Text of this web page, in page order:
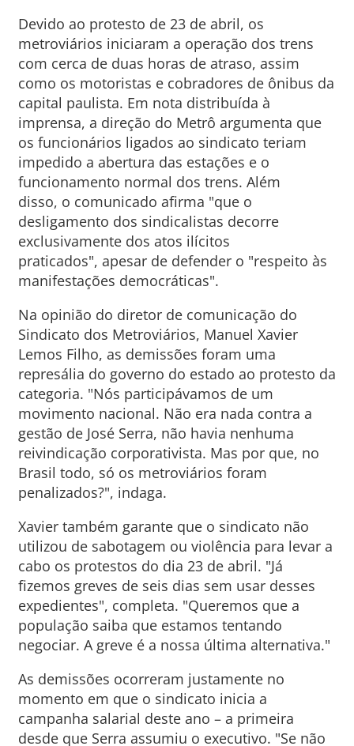
Devido ao protesto de 23 de abril, os
metroviários iniciaram a operação dos trens
com cerca de duas horas de atraso, assim
como os motoristas e cobradores de ônibus da
capital paulista. Em nota distribuída à
imprensa, a direção do Metrô argumenta que
os funcionários ligados ao sindicato teriam
impedido a abertura das estações e o
funcionamento normal dos trens. Além
disso, o comunicado afirma "que o
desligamento dos sindicalistas decorre
exclusivamente dos atos ilícitos
praticados", apesar de defender o "respeito às
manifestações democráticas".
Na opinião do diretor de comunicação do
Sindicato dos Metroviários, Manuel Xavier
Lemos Filho, as demissões foram uma
represália do governo do estado ao protesto da
categoria. "Nós participávamos de um
movimento nacional. Não era nada contra a
gestão de José Serra, não havia nenhuma
reivindicação corporativista. Mas por que, no
Brasil todo, só os metroviários foram
penalizados?", indaga.
Xavier também garante que o sindicato não
utilizou de sabotagem ou violência para levar a
cabo os protestos do dia 23 de abril. "Já
fizemos greves de seis dias sem usar desses
expedientes", completa. "Queremos que a
população saiba que estamos tentando
negociar. A greve é a nossa última alternativa."
As demissões ocorreram justamente no
momento em que o sindicato inicia a
campanha salarial deste ano – a primeira
desde que Serra assumiu o executivo. "Se não